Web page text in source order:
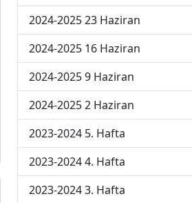
2024-2025 23 Haziran
2024-2025 16 Haziran
2024-2025 9 Haziran
2024-2025 2 Haziran
2023-2024 5. Hafta
2023-2024 4. Hafta
2023-2024 3. Hafta